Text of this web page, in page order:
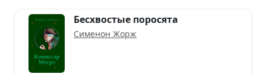
Бесхвостые поросята
Сименон Жорж